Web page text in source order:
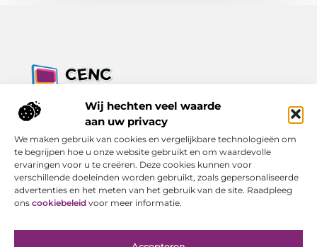
Wij hechten veel waarde
aan uw privacy
We maken gebruik van cookies en vergelijkbare technologieën om
te begrijpen hoe u onze website gebruikt en om waardevolle
ervaringen voor u te creëren. Deze cookies kunnen voor
verschillende doeleinden worden gebruikt, zoals gepersonaliseerde
advertenties en het meten van het gebruik van de site. Raadpleeg
ons cookiebeleid voor meer informatie.
Jouw bron voor inzichten, tips en nieuws uit de digitale
Ontdek alles wat je moet weten over het dagelijks leven, met
een focus op praktische adviezen en actuele trends.
Bericht categorie
Onze informatie